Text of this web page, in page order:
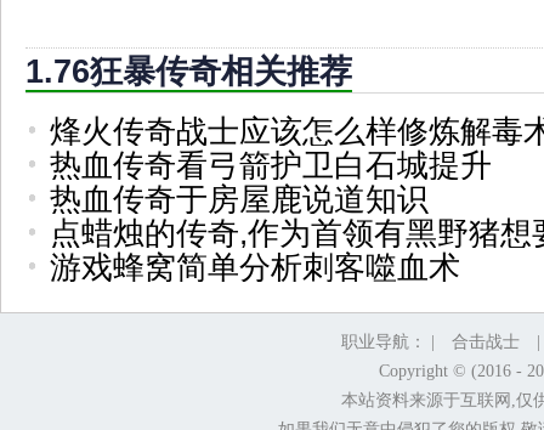
1.76狂暴传奇相关推荐
烽火传奇战士应该怎么样修炼解毒
热血传奇看弓箭护卫白石城提升
热血传奇于房屋鹿说道知识
点蜡烛的传奇,作为首领有黑野猪想
游戏蜂窝简单分析刺客噬血术
职业导航： | 合击战士
Copyright © (2016 -
本站资料来源于互联网,仅